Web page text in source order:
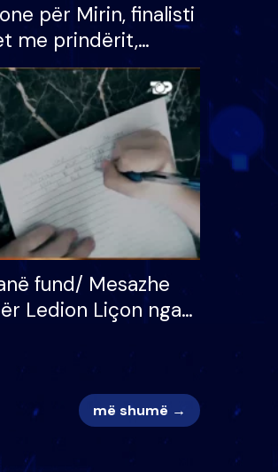
për Mirin, finalisti
me prindërit,
dhe bashkëshorten:
ndonjë letër divorci
fund/ Mesazhe
Ledion Liçon nga
më shumë →